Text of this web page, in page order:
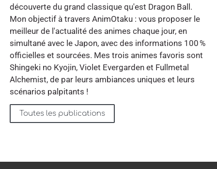
découverte du grand classique qu'est Dragon Ball.
Mon objectif à travers AnimOtaku : vous proposer le
meilleur de l'actualité des animes chaque jour, en
simultané avec le Japon, avec des informations 100 %
officielles et sourcées. Mes trois animes favoris sont
Shingeki no Kyojin, Violet Evergarden et Fullmetal
Alchemist, de par leurs ambiances uniques et leurs
scénarios palpitants !
Toutes les publications